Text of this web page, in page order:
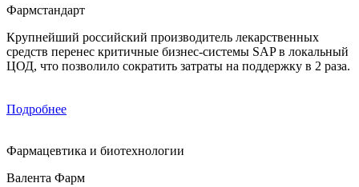
Фармстандарт
Крупнейший российский производитель лекарственных
средств перенес критичные бизнес-системы SAP в локальный
ЦОД, что позволило сократить затраты на поддержку в 2 раза.
Подробнее
Фармацевтика и биотехнологии
Валента Фарм